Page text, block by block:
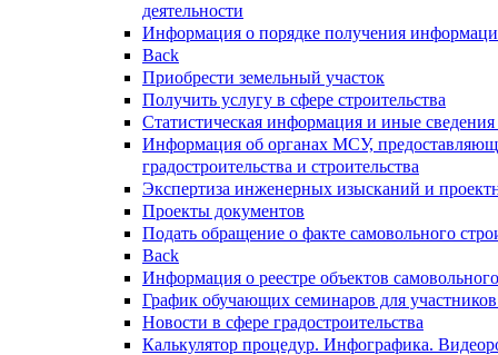
деятельности
Информация о порядке получения
Back
Приобрести земельный участок
Получить услугу в сфере строительства
Статистическая информация и иные сведения
Информация об органах МСУ,
градостроительства и строительства
Экспертиза инженерных изысканий и
Проекты документов
Подать обращение о факте самовольного
Back
Информация о реестре объектов
График обучающих семинаров для участников
Новости в сфере градостроительства
Калькулятор процедур. Инфографика.